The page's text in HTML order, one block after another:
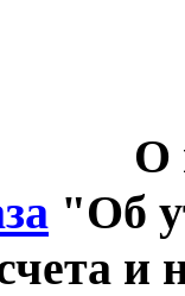
О
"Об
и